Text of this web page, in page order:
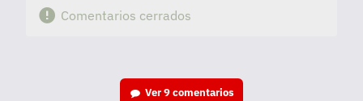
Comentarios cerrados
Ver9 comentarios